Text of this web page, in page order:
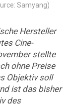
Samyang)
Hersteller
Cine-
stellte
ohne Preise
Objektiv soll
ist das bisher
des